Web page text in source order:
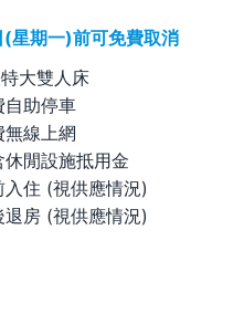
星期一)前可免費取消
大雙人床
自助停車
無線上網
休閒設施抵用金
入住 (視供應情況)
退房 (視供應情況)